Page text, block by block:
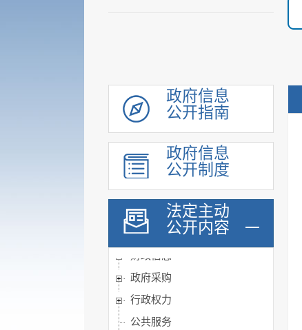
政府信息
公开指南
政府信息
公开制度
法定主动
公开内容
领导信息
机构职能
履职依据
会议公开
决策公开
规划计划
统计信息
政府采购
行政权力
公共服务